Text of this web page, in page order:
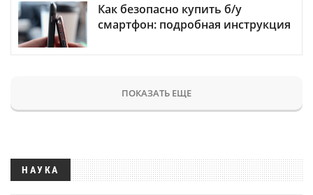
Как безопасно купить б/у
смартфон: подробная инструкция
ПОКАЗАТЬ ЕЩЕ
НАУКА